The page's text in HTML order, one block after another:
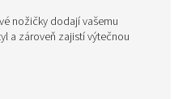
nožičky dodají vašemu
a zároveň zajistí výtečnou